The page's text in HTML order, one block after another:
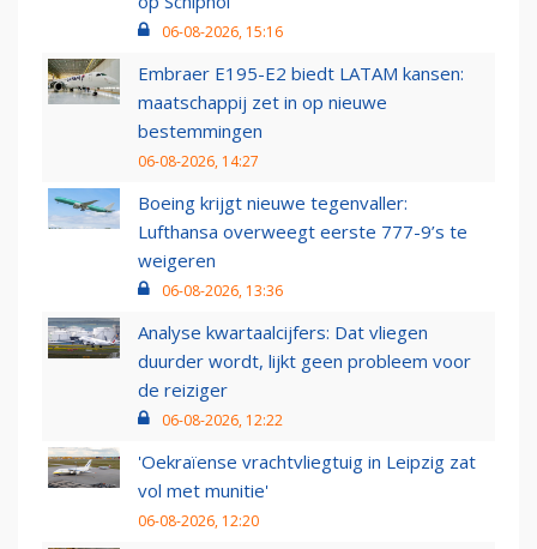
06-08-2026, 15:16
Embraer E195-E2 biedt LATAM kansen:
maatschappij zet in op nieuwe
bestemmingen
06-08-2026, 14:27
Boeing krijgt nieuwe tegenvaller:
Lufthansa overweegt eerste 777-9’s te
weigeren
06-08-2026, 13:36
Analyse kwartaalcijfers: Dat vliegen
duurder wordt, lijkt geen probleem voor
de reiziger
06-08-2026, 12:22
'Oekraïense vrachtvliegtuig in Leipzig zat
vol met munitie'
06-08-2026, 12:20